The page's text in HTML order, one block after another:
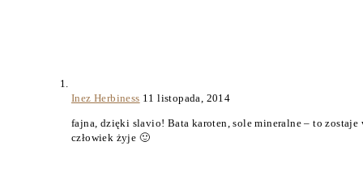
Inez Herbiness 11 listopada, 2014
fajna, dzięki slavio! Bata karoten, sole mineralne – to
człowiek żyje 🙂